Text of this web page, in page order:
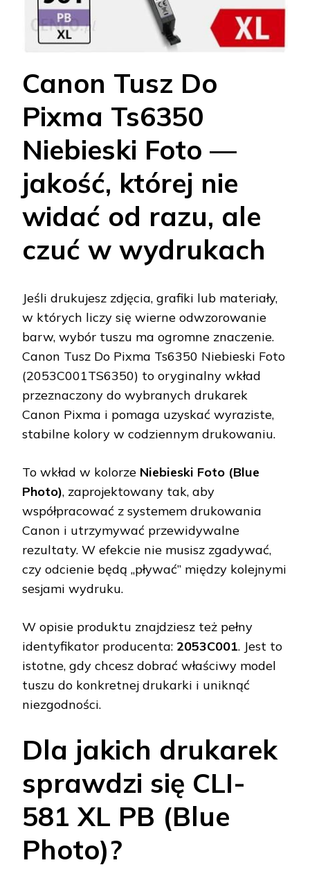
Canon Tusz Do
Pixma Ts6350
Niebieski Foto —
jakość, której nie
widać od razu, ale
czuć w wydrukach
Jeśli drukujesz zdjęcia, grafiki lub materiały,
w których liczy się wierne odwzorowanie
barw, wybór tuszu ma ogromne znaczenie.
Canon Tusz Do Pixma Ts6350 Niebieski Foto
(2053C001TS6350) to oryginalny wkład
przeznaczony do wybranych drukarek
Canon Pixma i pomaga uzyskać wyraziste,
stabilne kolory w codziennym drukowaniu.
To wkład w kolorze Niebieski Foto (Blue
Photo), zaprojektowany tak, aby
współpracować z systemem drukowania
Canon i utrzymywać przewidywalne
rezultaty. W efekcie nie musisz zgadywać,
czy odcienie będą „pływać” między kolejnymi
sesjami wydruku.
W opisie produktu znajdziesz też pełny
identyfikator producenta: 2053C001. Jest to
istotne, gdy chcesz dobrać właściwy model
tuszu do konkretnej drukarki i uniknąć
niezgodności.
Dla jakich drukarek
sprawdzi się CLI-
581 XL PB (Blue
Photo)?